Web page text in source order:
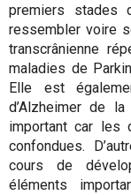
premiers stades
ressembler voire
transcrânienne
maladies de
Elle est
d’Alzheimer de
important car les
confondues.
cours de
éléments